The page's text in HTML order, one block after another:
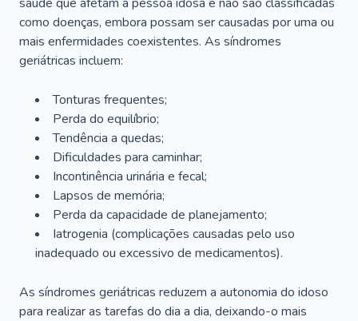
como doenças, embora possam ser causadas por uma ou
mais enfermidades coexistentes. As síndromes
geriátricas incluem:
Tonturas frequentes;
Perda do equilíbrio;
Tendência a quedas;
Dificuldades para caminhar;
Incontinência urinária e fecal;
Lapsos de memória;
Perda da capacidade de planejamento;
Iatrogenia (complicações causadas pelo uso
inadequado ou excessivo de medicamentos).
As síndromes geriátricas reduzem a autonomia do idoso
para realizar as tarefas do dia a dia, deixando-o mais